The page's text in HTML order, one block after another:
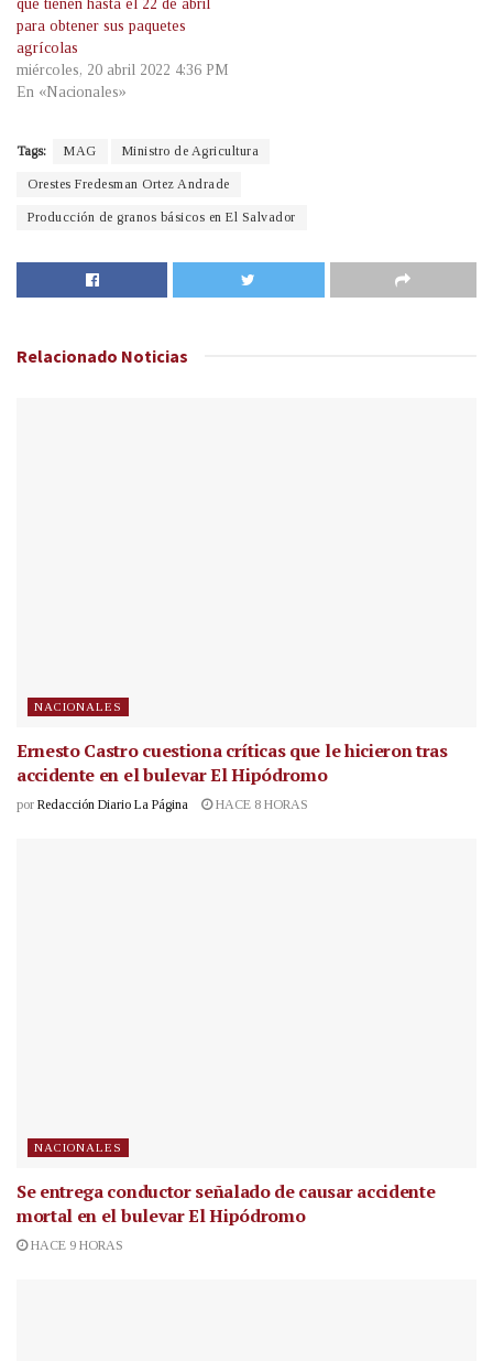
que tienen hasta el 22 de abril
para obtener sus paquetes
agrícolas
miércoles, 20 abril 2022 4:36 PM
En «Nacionales»
Tags: MAG Ministro de Agricultura
Orestes Fredesman Ortez Andrade
Producción de granos básicos en El Salvador
Relacionado Noticias
NACIONALES
Ernesto Castro cuestiona críticas que le hicieron tras
accidente en el bulevar El Hipódromo
por Redacción Diario La Página HACE 8 HORAS
NACIONALES
Se entrega conductor señalado de causar accidente
mortal en el bulevar El Hipódromo
HACE 9 HORAS